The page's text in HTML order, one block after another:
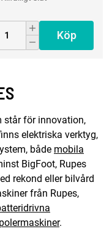
Köp
står för innovation,
elektriska verktyg,
både mobila
BigFoot, Rupes
rekond eller bilvård
från Rupes,
.